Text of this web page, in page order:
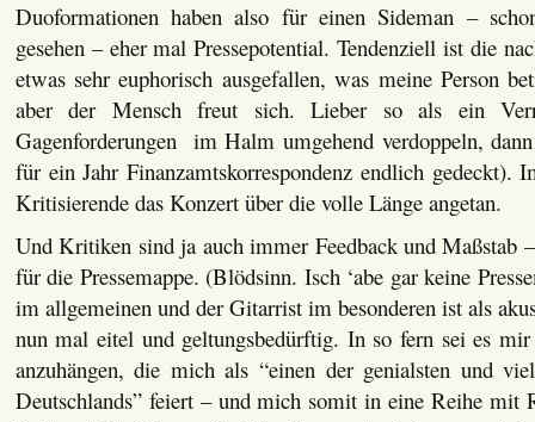
Duoformationen haben also für einen Sideman –
gesehen – eher mal Pressepotential. Tendenziell ist die
etwas sehr euphorisch ausgefallen, was meine Person
aber der Mensch freut sich. Lieber so als ein
Gagenforderungen im Halm umgehend verdoppeln,
für ein Jahr Finanzamtskorrespondenz endlich gedeckt).
Kritisierende das Konzert über die volle Länge angetan.
Und Kritiken sind ja auch immer Feedback und Maßstab
für die Pressemappe. (Blödsinn. Isch ‘abe gar keine
im allgemeinen und der Gitarrist im besonderen ist als
nun mal eitel und geltungsbedürftig. In so fern sei es
anzuhängen, die mich als “einen der genialsten und
Deutschlands” feiert – und mich somit in eine Reihe